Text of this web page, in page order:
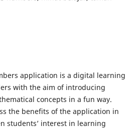
application is a digital learning
with the aim of introducing
concepts in a fun way.
the benefits of the application in
students’ interest in learning